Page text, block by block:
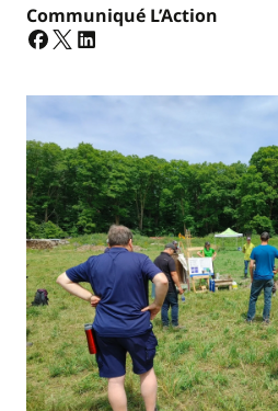
Communiqué L’Action